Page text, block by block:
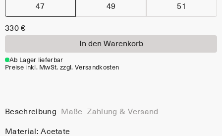
47 49 51
330 €
In den Warenkorb
Ab Lager lieferbar
Preise inkl. MwSt. zzgl. Versandkosten
Beschreibung Maße Zahlung & Versand
Material:Acetate